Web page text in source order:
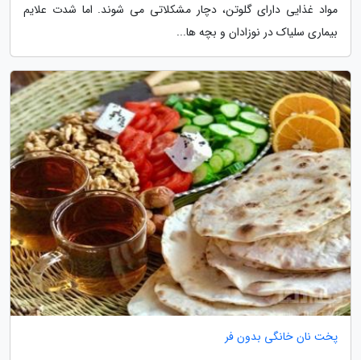
مواد غذایی دارای گلوتن، دچار مشکلاتی می شوند. اما شدت علایم
بیماری سلیاک در نوزادان و بچه ها...
پخت نان خانگی بدون فر